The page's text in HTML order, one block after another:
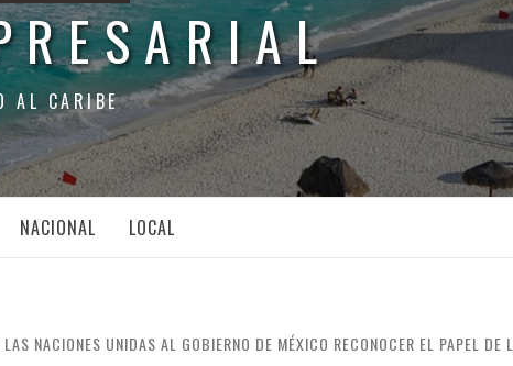
AL CARIBE
NACIONAL LOCAL
NACIONES UNIDAS AL GOBIERNO DE MÉXICO RECONOCER EL PAPEL DE